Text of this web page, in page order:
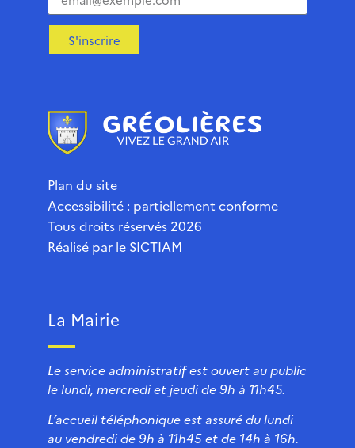
S'inscrire
Plan du site
Accessibilité : partiellement conforme
Tous droits réservés 2026
Réalisé par le SICTIAM
La Mairie
Le service administratif est ouvert au public
le lundi, mercredi et jeudi de 9h à 11h45.
L’accueil téléphonique est assuré du lundi
au vendredi de 9h à 11h45 et de 14h à 16h.